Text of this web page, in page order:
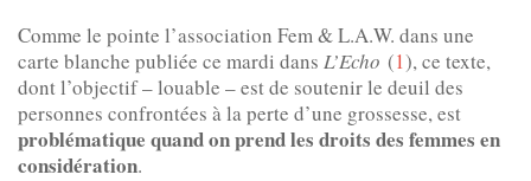
Comme le pointe l’association Fem & L.A.W. dans une
carte blanche publiée ce mardi dans L’Echo (1), ce texte,
dont l’objectif – louable – est de soutenir le deuil des
personnes confrontées à la perte d’une grossesse, est
problématique quand on prend les droits des femmes en
considération.